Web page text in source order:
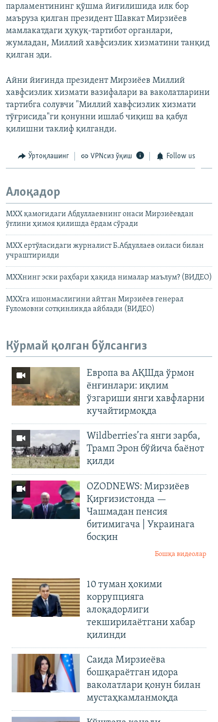
парламентининг қўшма йиғилишида илк бор
маъруза қилган президент Шавкат Мирзиёев
мамлакатдаги ҳуқуқ-тартибот органлари,
жумладан, Миллий хавфсизлик хизматини танқид
қилган эди.
Айни йиғинда президент Мирзиёев Миллий
хавфсизлик хизмати вазифалари ва ваколатларини
тартибга солувчи "Миллий хавфсизлик хизмати
тўғрисида"ги қонунни ишлаб чиқиш ва қабул
қилишни таклиф қилганди.
Ўртоқлашинг VPNсиз ўқиш Follow us
Алоқадор
МХХ қамоғидаги Абдуллаевнинг онаси Мирзиёевдан
ўғлини ҳимоя қилишда ёрдам сўради
МХХ ертўласидаги журналист Б.Абдуллаев оиласи билан
учраштирилди
МХХнинг эски раҳбари ҳақида нималар маълум? (ВИДЕО)
МХХга ишонмаслигини айтган Мирзиëев генерал
Ғуломовни сотқинликда айблади (ВИДЕО)
Кўрмай қолган бўлсангиз
Европа ва АҚШда ўрмон
ёнғинлари: иқлим
ўзгариши янги хавфларни
кучайтирмоқда
Wildberries’га янги зарба,
Трамп Эрон бўйича баёнот
қилди
OZODNEWS: Мирзиёев
Қирғизистонда —
Чашмадан пенсия
битимигача | Украинага
босқин
Бошқа видеолар
10 туман ҳокими
коррупцияга
алоқадорлиги
текширилаётгани хабар
қилинди
Саида Мирзиеёва
бошқараётган идора
ваколатлари қонун билан
мустаҳкамланмоқда